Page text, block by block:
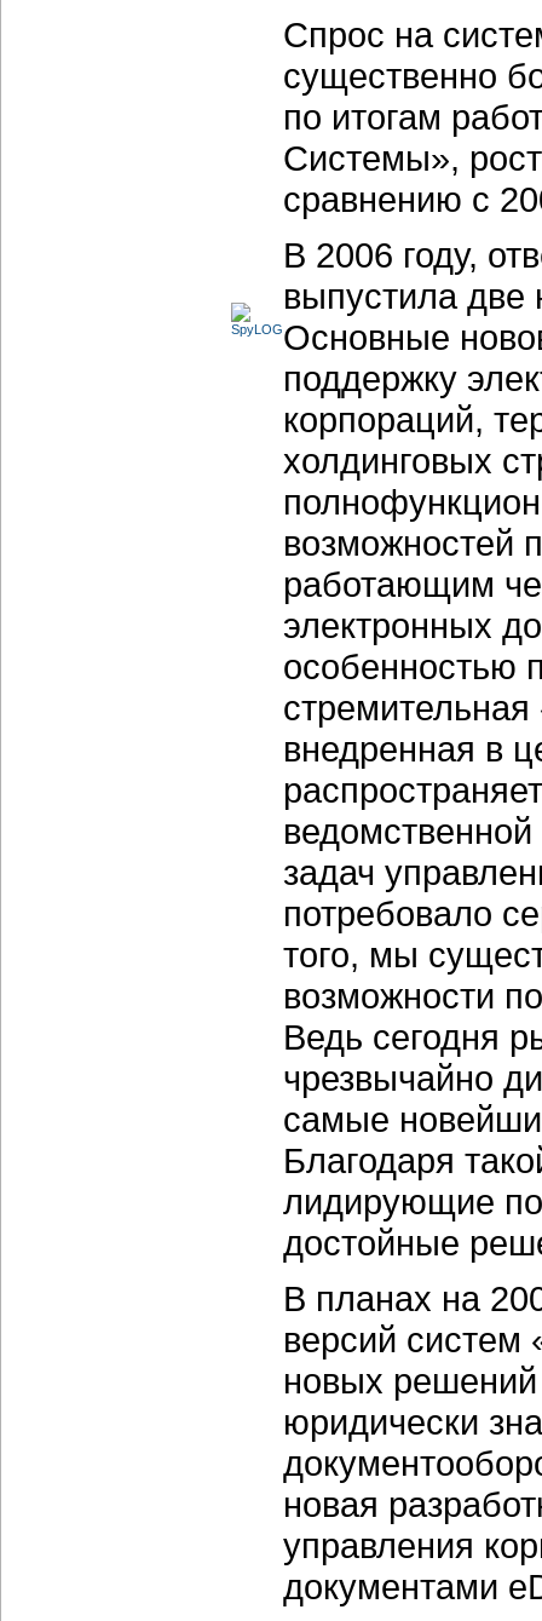
Спрос на
существенно
по итогам
Системы»,
сравнению с
В 2006 году,
выпустила
Основные
поддержку
корпораций,
холдинговых
возможностей
работающим
электронных
особенностью
стремительная
внедренная в
задач
потребовало
того, мы
возможности
Ведь сегодня
чрезвычайно
самые
Благодаря
лидирующие
достойные
В планах на
версий систем
новых
юридически
новая
управления
документами